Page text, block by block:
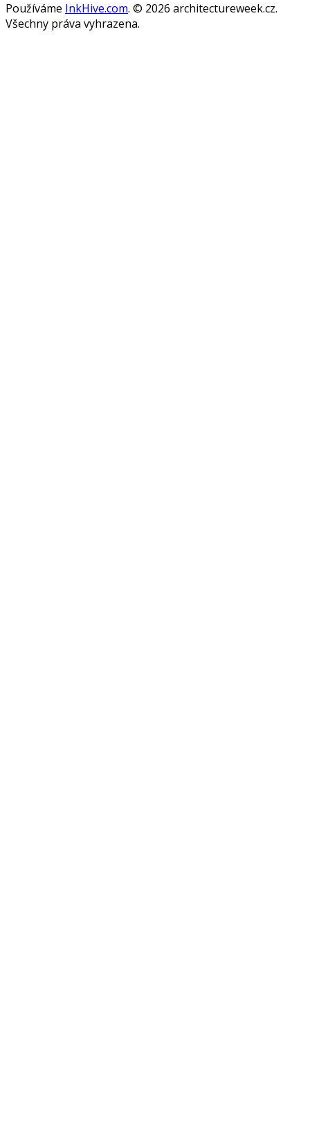
Používáme InkHive.com. © 2026 architectureweek.cz.
Všechny práva vyhrazena.